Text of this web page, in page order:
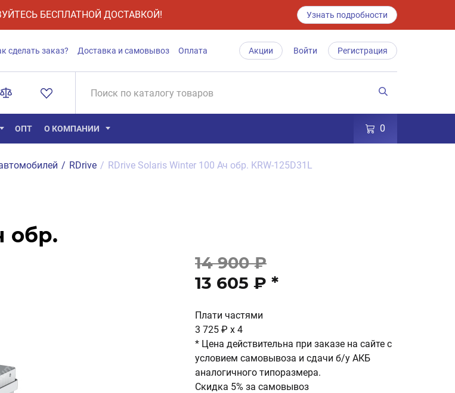
БЕСПЛАТНОЙ ДОСТАВКОЙ! Узнать подробности
сделать заказ? Доставка и самовывоз Оплата Акции Войти Регистрация
ОПТ О КОМПАНИИ 0
/ RDrive / RDrive Solaris Winter 100 Ач обр. KRW-125D31L
обр.
14 900 ₽
13 605 ₽ *
Плати частями
3 725 ₽ x 4
* Цена действительна при заказе на сайте с
условием самовывоза и сдачи б/у АКБ
аналогичного типоразмера.
Скидка 5% за самовывоз